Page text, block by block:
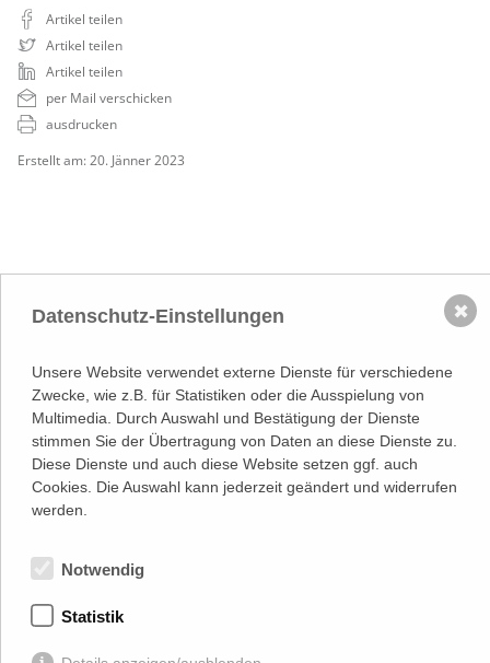
Artikel teilen
Artikel teilen
Artikel teilen
per Mail verschicken
ausdrucken
Erstellt am: 20. Jänner 2023
Österreichischer
Wirtschaftsverlag GmbH
Adresse
Lassallestraße 7a, Unit 5, Top 101-
1
1020 Wien
(–>Google Maps)
Kontakt
Datenschutz-Einstellungen
Unsere Website verwendet externe Dienste für verschiedene
Zwecke, wie z.B. für Statistiken oder die Ausspielung von
Multimedia. Durch Auswahl und Bestätigung der Dienste
stimmen Sie der Übertragung von Daten an diese Dienste zu.
Diese Dienste und auch diese Website setzen ggf. auch
Cookies. Die Auswahl kann jederzeit geändert und widerrufen
werden.
Notwendig
Statistik
✖